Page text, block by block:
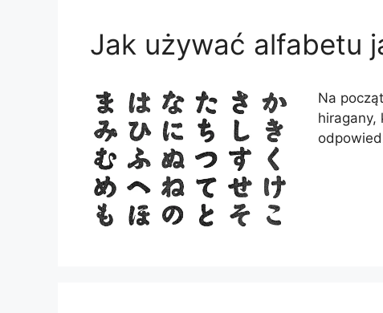
Jak używać alfabetu
Na
hiragany,